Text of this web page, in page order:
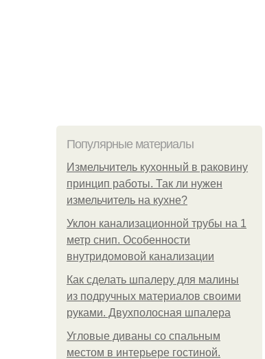
Популярные материалы
Измельчитель кухонный в раковину
принцип работы. Так ли нужен
измельчитель на кухне?
Уклон канализационной трубы на 1
метр снип. Особенности
внутридомовой канализации
Как сделать шпалеру для малины
из подручных материалов своими
руками. Двухполосная шпалера
Угловые диваны со спальным
местом в интерьере гостиной.